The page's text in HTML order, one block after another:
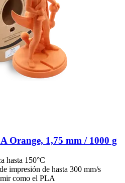
Orange, 1,75 mm / 1000 g
hasta 150°C
impresión de hasta 300 mm/s
como el PLA